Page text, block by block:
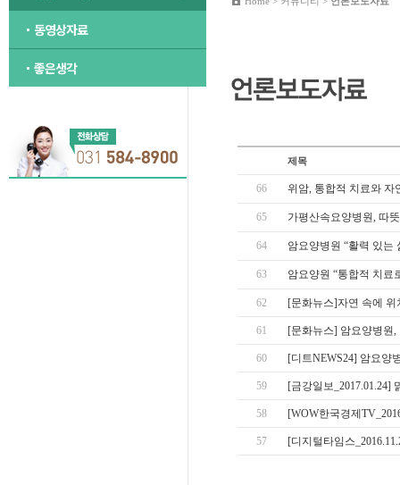
동영상자료
좋은생각
제목
66 위암, 통합적 치료와
65 가평산속요양병원, 따
64 암요양병원 “활력 있는
63 암요양원 “통합적 치료
62 [문화뉴스]자연 속에
61 [문화뉴스] 암요양병원
60 [디트NEWS24] 암요양
59 [
58 [WOW한국경제
57